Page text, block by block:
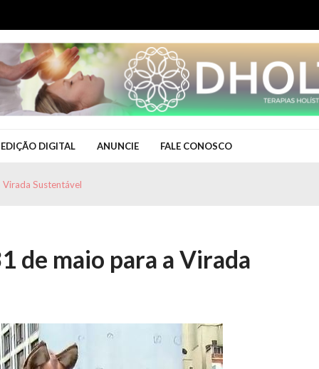
EDIÇÃO DIGITAL ANUNCIE FALE CONOSCO
Sustentável
de maio para a Virada